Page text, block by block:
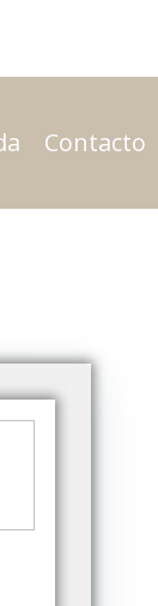
Contacto